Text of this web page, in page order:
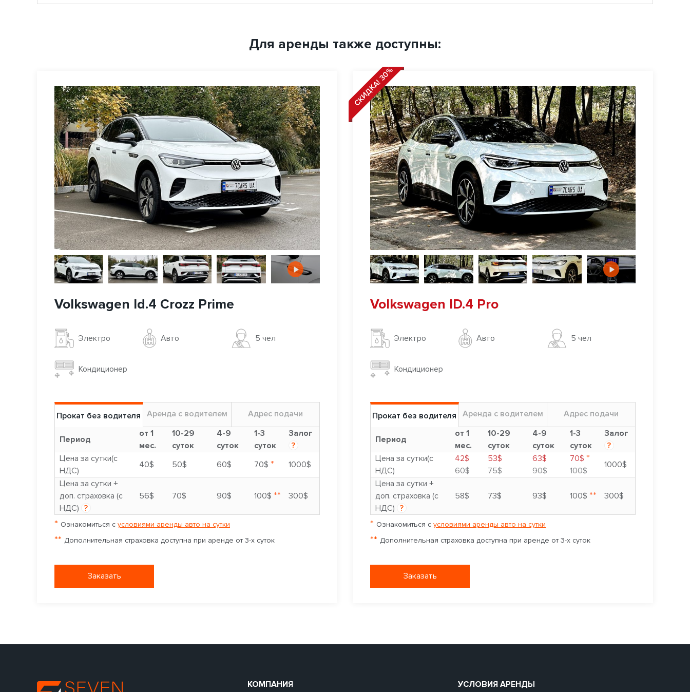
Для аренды также доступны:
Volkswagen Id.4 Crozz Prime
Электро Авто 5 чел
Кондиционер
Прокат без водителя Аренда с водителем Адрес подачи
Период
от 1
мес.
10-29
суток
4-9
суток
1-3
суток
Залог
?
Цена за сутки(с
НДС)
40$ 50$ 60$ 70$ *
1000$
Цена за сутки +
доп. страховка (с
НДС) ?
56$ 70$ 90$ 100$ ** 300$
* Ознакомиться с условиями аренды авто на сутки
** Дополнительная страховка доступна при аренде от 3-х суток
Заказать
СКИДКА! 30%
Volkswagen ID.4 Pro
Электро Авто 5 чел
Кондиционер
Прокат без водителя Аренда с водителем Адрес подачи
Период
от 1
мес.
10-29
суток
4-9
суток
1-3
суток
Залог
?
Цена за сутки(с
НДС)
42$
60$
53$
75$
63$
90$
70$ *
100$
1000$
Цена за сутки +
доп. страховка (с
НДС) ?
58$ 73$ 93$ 100$ ** 300$
* Ознакомиться с условиями аренды авто на сутки
** Дополнительная страховка доступна при аренде от 3-х суток
Заказать
КОМПАНИЯ УСЛОВИЯ АРЕНДЫ